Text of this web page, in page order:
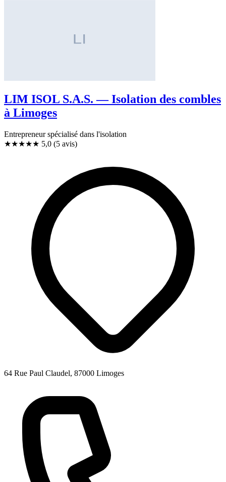
LIM ISOL S.A.S. — Isolation des combles
à Limoges
Entrepreneur spécialisé dans l'isolation
★★★★★ 5,0 (5 avis)
64 Rue Paul Claudel, 87000 Limoges